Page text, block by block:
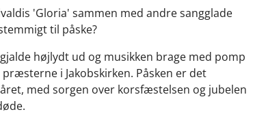
'Gloria' sammen med andre sangglade
til påske?
højlydt ud og musikken brage med pomp
i Jakobskirken. Påsken er det
med sorgen over korsfæstelsen og jubelen